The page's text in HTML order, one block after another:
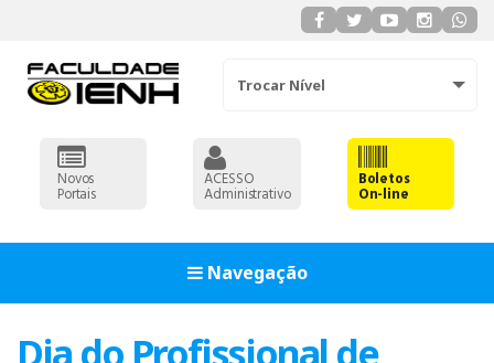
Trocar Nível
Novos
Portais
ACESSO
Administrativo
Boletos
On-line
Navegação
Dia do Profissional de